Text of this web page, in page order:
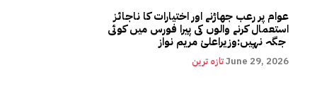
عوام پر رعب جھاڑنے اور اختیارات کا ناجائز
استعمال کرنے والوں کی پیرا فورس میں کوئی
تازہ ترینJune 29, 2026